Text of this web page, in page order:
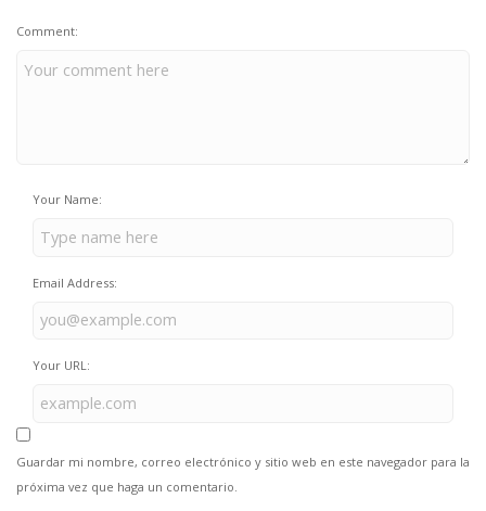
Comment:
Your Name:
Email Address:
Your URL:
Guardar mi nombre, correo electrónico y sitio web en este navegador para la
próxima vez que haga un comentario.